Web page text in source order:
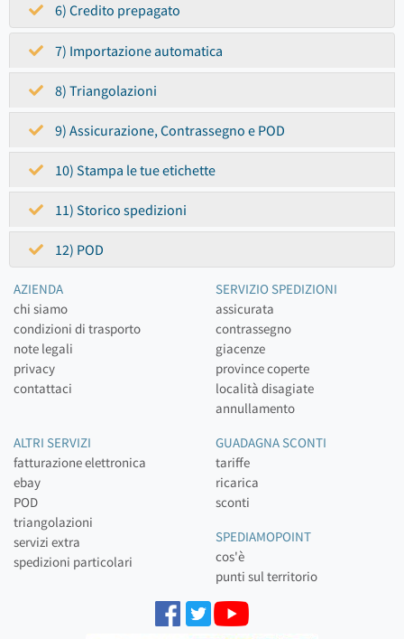
6) Credito prepagato
7) Importazione automatica
8) Triangolazioni
9) Assicurazione, Contrassegno e POD
10) Stampa le tue etichette
11) Storico spedizioni
12) POD
AZIENDA
chi siamo
condizioni di trasporto
note legali
privacy
contattaci
SERVIZIO SPEDIZIONI
assicurata
contrassegno
giacenze
province coperte
località disagiate
annullamento
ALTRI SERVIZI
fatturazione elettronica
ebay
POD
triangolazioni
servizi extra
spedizioni particolari
GUADAGNA SCONTI
tariffe
ricarica
sconti
SPEDIAMOPOINT
cos'è
punti sul territorio